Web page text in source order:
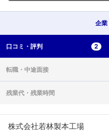
企業
口コミ・ 評判 2
転職・ 中途面接
残業代・ 残業時間
株式会社若林製本工場